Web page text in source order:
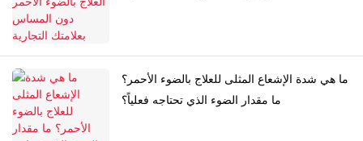
ما هي شدة الإشعاع المثلى للعلاج بالضوء الأحمر؟
ما مقدار الضوء الذي تحتاجه فعلياً؟